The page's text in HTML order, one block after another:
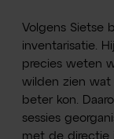
Volgens Sietse
inventarisatie.
precies weten
wilden zien wat
beter kon.
sessies
met de directie